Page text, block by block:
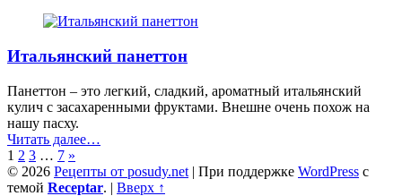
шпинатом
ветчиной
сырном
соусе”
Итальянский панеттон
Панеттон – это легкий, сладкий, ароматный итальянский
кулич с засахаренными фруктами. Внешне очень похож на
нашу пасху.
Читать далее“Итальянский
…
1 2 3 … 7 »
© 2026 Рецепты от posudy.net | При поддержке WordPress с
темой Receptar. | Вверх ↑